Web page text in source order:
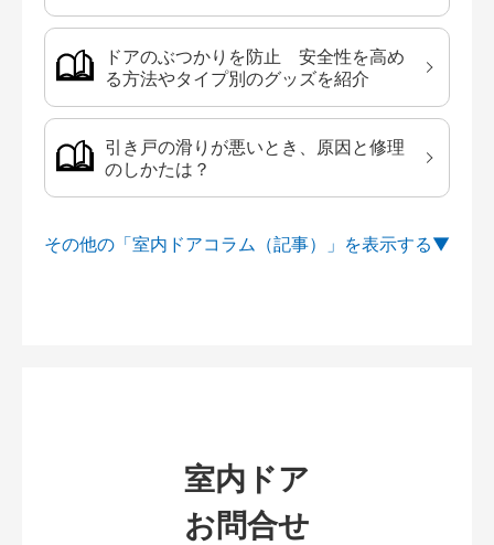
ドアのぶつかりを防止 安全性を高め
る方法やタイプ別のグッズを紹介
引き戸の滑りが悪いとき、原因と修理
のしかたは？
その他の「室内ドアコラム（記事）」を
室内ドア
お問合せ